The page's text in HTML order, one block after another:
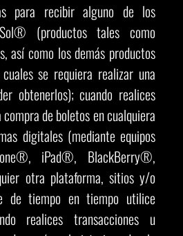
para recibir alguno de los
(productos tales como
así como los demás productos
se requiera realizar una
obtenerlos); cuando realices
de boletos en cualquiera
digitales (mediante equipos
iPad®, BlackBerry®,
otra plataforma, sitios y/o
de tiempo en tiempo utilice
realices transacciones u